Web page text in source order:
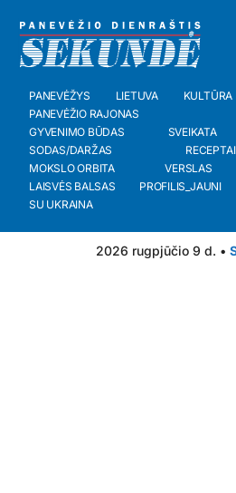
PANEVĖŽYS LIETUVA KULTŪRA
PANEVĖŽIO RAJONAS
GYVENIMO BŪDAS
SVEIKATA
SODAS/DARŽAS
RECEPTAI
MOKSLO ORBITA
VERSLAS
LAISVĖS BALSAS
PROFILIS_JAUNI
SU UKRAINA
2026 rugpjūčio 9 d. •